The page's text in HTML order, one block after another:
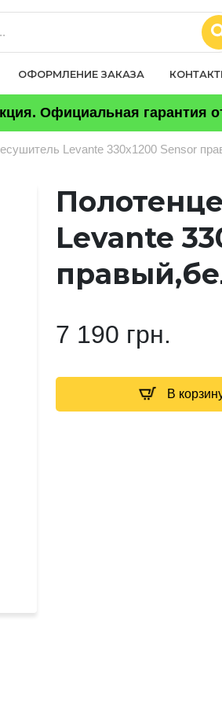
ОФОРМЛЕНИЕ ЗАКАЗА
Официальная гарантия
Levante 330х1200 Sensor
Levante
7 190 грн.
В